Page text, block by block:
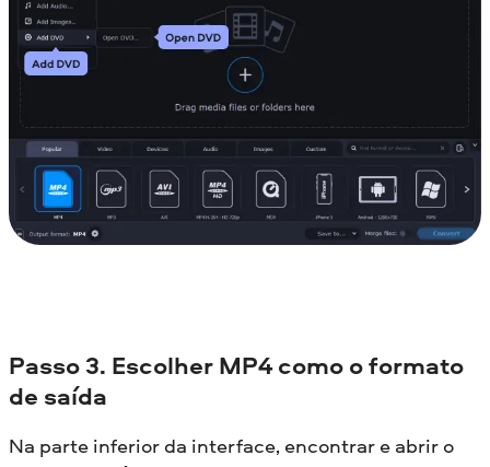
Passo 3. Escolher MP4 como o formato
de saída
Na parte inferior da interface, encontrar e abrir o